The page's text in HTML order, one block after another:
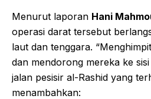
Menurut laporan Hani
operasi darat tersebut
laut dan tenggara.
dan mendorong mereka ke
jalan pesisir al-Rashid yang
menambahkan: